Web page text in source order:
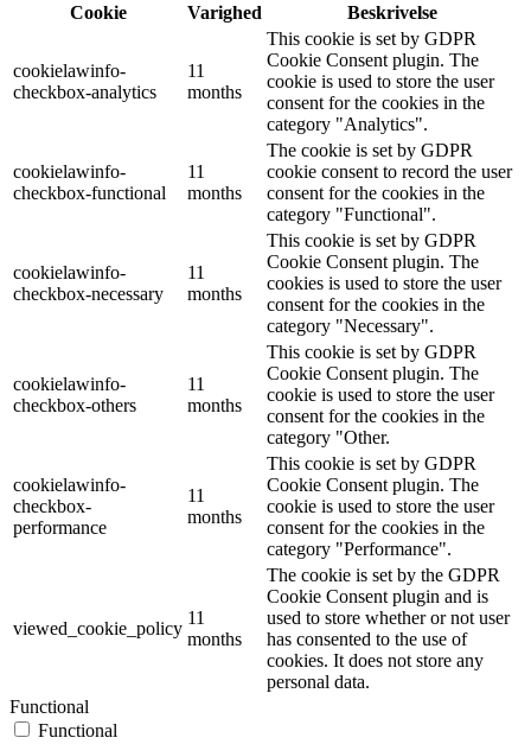
Cookie
Varighed Beskrivelse
cookielawinfo-
checkbox-analytics
11
months
This cookie is set by GDPR
Cookie Consent plugin. The
cookie is used to store the user
consent for the cookies in the
category "Analytics".
cookielawinfo-
checkbox-functional
11
months
The cookie is set by GDPR
cookie consent to record the user
consent for the cookies in the
category "Functional".
cookielawinfo-
checkbox-necessary
11
months
This cookie is set by GDPR
Cookie Consent plugin. The
cookies is used to store the user
consent for the cookies in the
category "Necessary".
cookielawinfo-
checkbox-others
11
months
This cookie is set by GDPR
Cookie Consent plugin. The
cookie is used to store the user
consent for the cookies in the
category "Other.
cookielawinfo-
checkbox-
performance
11
months
This cookie is set by GDPR
Cookie Consent plugin. The
cookie is used to store the user
consent for the cookies in the
category "Performance".
viewed_cookie_policy
11
months
The cookie is set by the GDPR
Cookie Consent plugin and is
used to store whether or not user
has consented to the use of
cookies. It does not store any
personal data.
Functional
Functional